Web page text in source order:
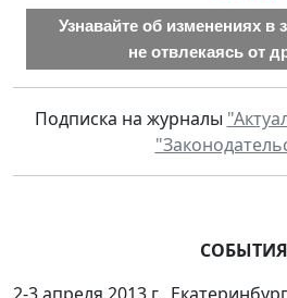
Узнавайте об изменениях в
не отвлекаясь от
Подписка на журналы
СОБЫТИЯ